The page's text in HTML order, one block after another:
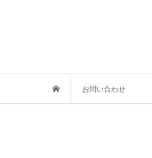
お問い合わせ